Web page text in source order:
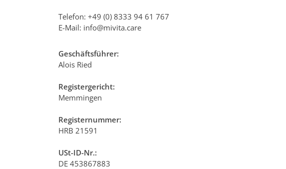
Telefon: +49 (0) 8333 94 61 767
E-Mail: info@mivita.care
Geschäftsführer:
Alois Ried
Registergericht:
Memmingen
Registernummer:
HRB 21591
USt-ID-Nr.:
DE 453867883